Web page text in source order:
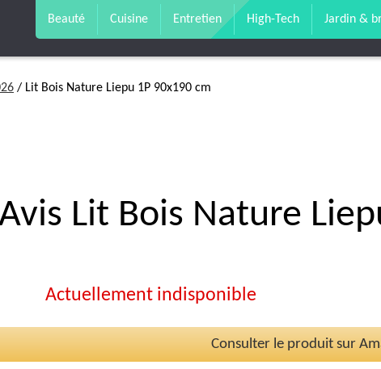
Beauté Cuisine Entretien High-Tech Jardin &
/ Lit Bois Nature Liepu 1P 90x190 cm
Lit Bois Nature
Actuellement indisponible
Consulter le produit sur